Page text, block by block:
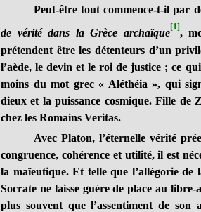
Peut-être tout commence-t-il par
de vérité dans la Grèce archaïque[1],
prétendent être les détenteurs d’un
l’aède, le devin et le roi de justice ; ce
moins du mot grec « Aléthéia », qui
dieux et la puissance cosmique. Fille de
chez les Romains Veritas.
Avec Platon, l’éternelle vérité
congruence, cohérence et utilité, il est
la maïeutique. Et telle que l’allégorie de
Socrate ne laisse guère de place au
plus souvent que l’assentiment de